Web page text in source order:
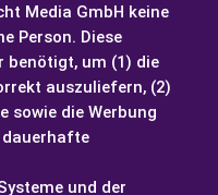
Media GmbH keine
Person. Diese
benötigt, um (1) die
auszuliefern, (2)
sowie die Werbung
dauerhafte
und der